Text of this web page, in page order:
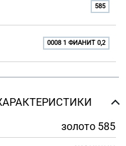
585
0008 1 ФИАНИТ 0,2
золото 585